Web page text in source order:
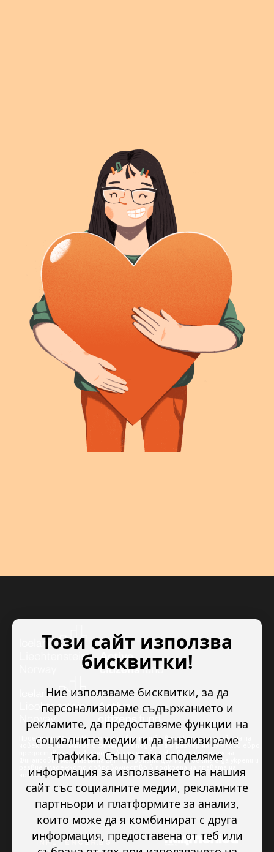
Проектът “Младежкото доброволчество в подкрепа на правата на
човека” се изпълнява с финансова подкрепа в размер на 89 978.50 евро,
предоставена от Исландия, Лихтенщайн и Норвегия по линия на
Финансовия механизъм на ЕИП. Основната цел на проекта е да укрепи и
развие младежкото доброволчество в подкрепа на правата на
човека.
Този сайт използва
бисквитки!
Ние използваме бисквитки, за да
персонализираме съдържанието и
рекламите, да предоставяме функции на
социалните медии и да анализираме
трафика. Също така споделяме
информация за използването на нашия
сайт със социалните медии, рекламните
партньори и платформите за анализ,
които може да я комбинират с друга
информация, предоставена от теб или